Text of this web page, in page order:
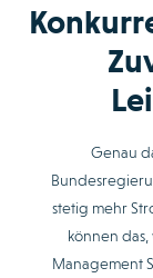
Genau
stetig mehr
können
Management